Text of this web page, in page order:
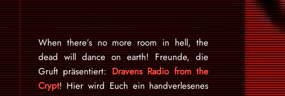
When there’s no more room in hell, the
dead will dance on earth! Freunde, die
Gruft präsentiert:Dravens Radio from the
Crypt! Hier wird Euch ein handverlesenes